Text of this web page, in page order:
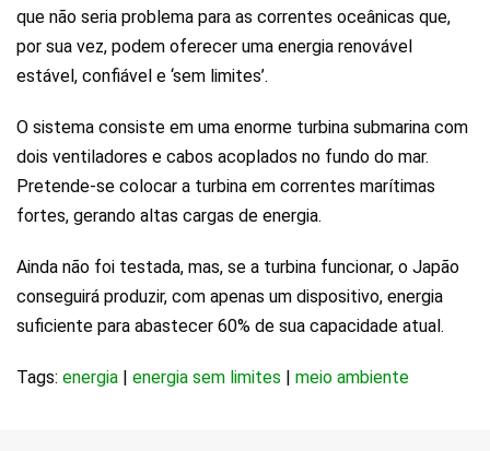
que não seria problema para as correntes oceânicas que,
por sua vez, podem oferecer uma energia renovável
estável, confiável e ‘sem limites’.
O sistema consiste em uma enorme turbina submarina com
dois ventiladores e cabos acoplados no fundo do mar.
Pretende-se colocar a turbina em correntes marítimas
fortes, gerando altas cargas de energia.
Ainda não foi testada, mas, se a turbina funcionar, o Japão
conseguirá produzir, com apenas um dispositivo, energia
suficiente para abastecer 60% de sua capacidade atual.
Tags: energia | energia sem limites | meio ambiente